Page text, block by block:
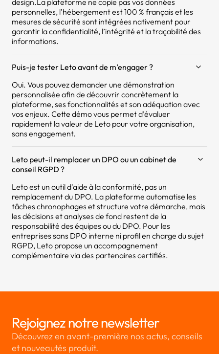
design.La plateforme ne copie pas vos données
personnelles, l’hébergement est 100 % français et les
mesures de sécurité sont intégrées nativement pour
garantir la confidentialité, l’intégrité et la traçabilité des
informations.
Puis-je tester Leto avant de m’engager ?
Oui. Vous pouvez demander une démonstration
personnalisée afin de découvrir concrètement la
plateforme, ses fonctionnalités et son adéquation avec
vos enjeux. Cette démo vous permet d’évaluer
rapidement la valeur de Leto pour votre organisation,
sans engagement.
Leto peut-il remplacer un DPO ou un cabinet de
conseil RGPD ?
Leto est un outil d'aide à la conformité, pas un
remplacement du DPO. La plateforme automatise les
tâches chronophages et structure votre démarche, mais
les décisions et analyses de fond restent de la
responsabilité des équipes ou du DPO. Pour les
entreprises sans DPO interne ni profil en charge du sujet
RGPD, Leto propose un accompagnement
complémentaire via des partenaires certifiés.
Rejoignez notre newsletter
Découvrez en avant-première nos actus, conseils
et nouveautés produit.